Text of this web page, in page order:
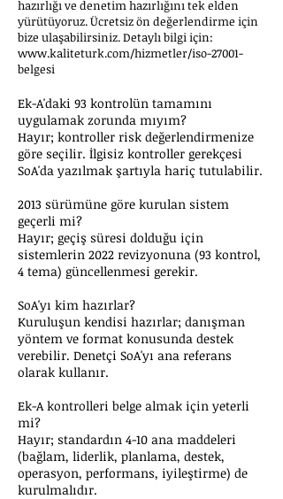
hazırlığı ve denetim hazırlığını tek elden
yürütüyoruz. Ücretsiz ön değerlendirme için
bize ulaşabilirsiniz. Detaylı bilgi için:
www.kaliteturk.com/hizmetler/iso-27001-
belgesi
Ek-A'daki 93 kontrolün tamamını
uygulamak zorunda mıyım?
Hayır; kontroller risk değerlendirmenize
göre seçilir. İlgisiz kontroller gerekçesi
SoA'da yazılmak şartıyla hariç tutulabilir.
2013 sürümüne göre kurulan sistem
geçerli mi?
Hayır; geçiş süresi dolduğu için
sistemlerin 2022 revizyonuna (93 kontrol,
4 tema) güncellenmesi gerekir.
SoA'yı kim hazırlar?
Kuruluşun kendisi hazırlar; danışman
yöntem ve format konusunda destek
verebilir. Denetçi SoA'yı ana referans
olarak kullanır.
Ek-A kontrolleri belge almak için yeterli
mi?
Hayır; standardın 4-10 ana maddeleri
(bağlam, liderlik, planlama, destek,
operasyon, performans, iyileştirme) de
kurulmalıdır.